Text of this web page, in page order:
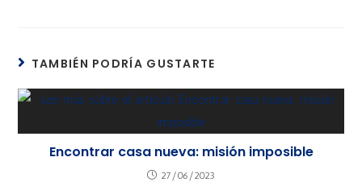
TAMBIÉN PODRÍA GUSTARTE
Encontrar casa nueva: misión imposible
27/06/2023